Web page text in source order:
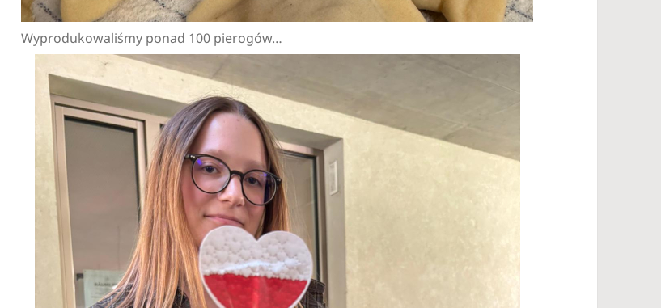
Wyprodukowaliśmy ponad 100 pierogów…